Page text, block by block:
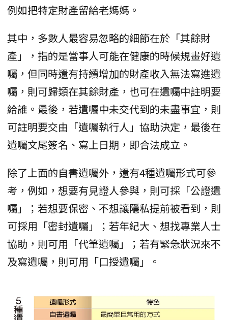
例如把特定財產留給老媽媽。
其中，多數人最容易忽略的細節在於「其餘財
產」，指的是當事人可能在健康的時候規畫好遺
囑，但同時還有持續增加的財產收入無法寫進遺
囑，則可歸類在其餘財產，也可在遺囑中註明要
給誰。最後，若遺囑中未交代到的未盡事宜，則
可註明要交由「遺囑執行人」協助決定，最後在
遺囑文尾簽名、寫上日期，即合法成立。
除了上面的自書遺囑外，還有4種遺囑形式可參
考，例如，想要有見證人參與，則可採「公證遺
囑」；若想要保密、不想讓隱私提前被看到，則
可採用「密封遺囑」；若年紀大、想找專業人士
協助，則可用「代筆遺囑」；若有緊急狀況來不
及寫遺囑，則可用「口授遺囑」。